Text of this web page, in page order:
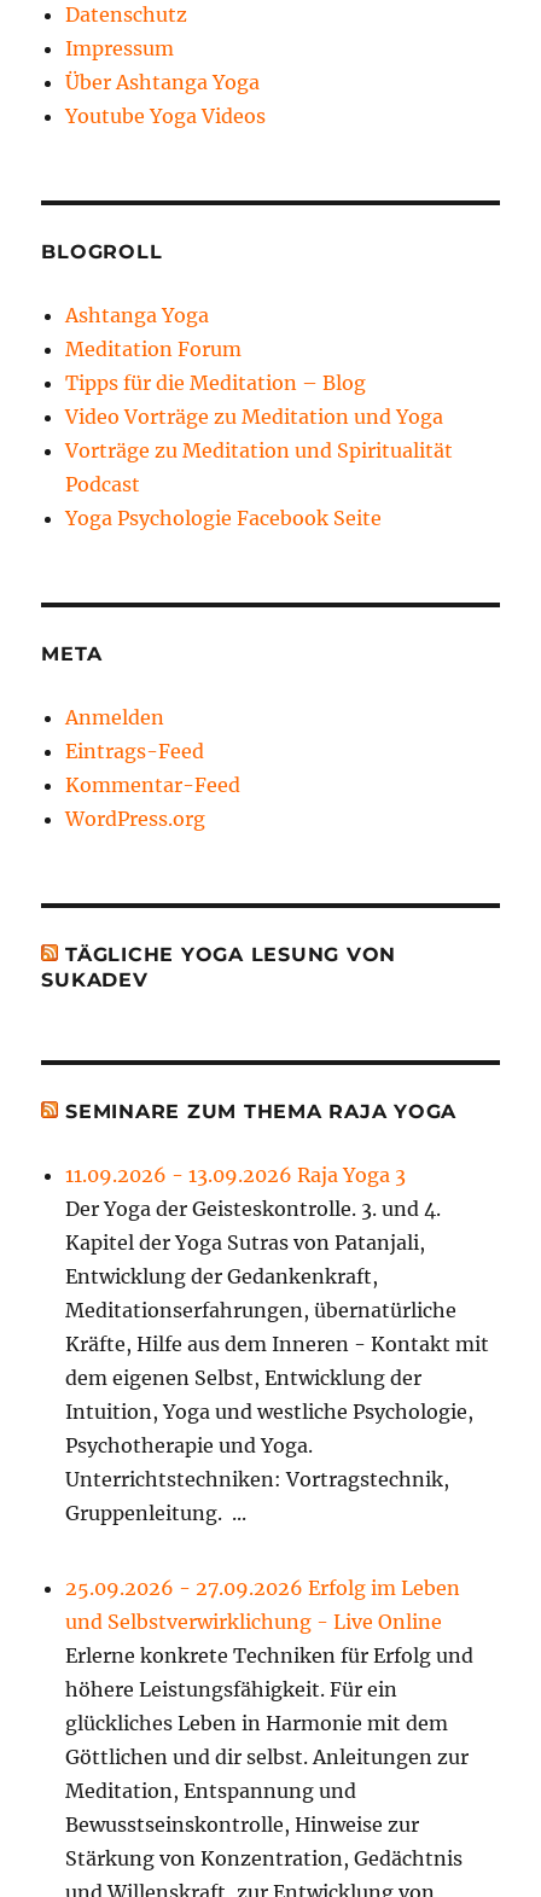
Datenschutz
Impressum
Über Ashtanga Yoga
Youtube Yoga Videos
BLOGROLL
Ashtanga Yoga
Meditation Forum
Tipps für die Meditation – Blog
Video Vorträge zu Meditation und Yoga
Vorträge zu Meditation und Spiritualität
Podcast
Yoga Psychologie Facebook Seite
META
Anmelden
Eintrags-Feed
Kommentar-Feed
WordPress.org
TÄGLICHE YOGA LESUNG VON
SUKADEV
SEMINARE ZUM THEMA RAJA YOGA
11.09.2026 - 13.09.2026 Raja Yoga 3
Der Yoga der Geisteskontrolle. 3. und 4.
Kapitel der Yoga Sutras von Patanjali,
Entwicklung der Gedankenkraft,
Meditationserfahrungen, übernatürliche
Kräfte, Hilfe aus dem Inneren - Kontakt mit
dem eigenen Selbst, Entwicklung der
Intuition, Yoga und westliche Psychologie,
Psychotherapie und Yoga.
Unterrichtstechniken: Vortragstechnik,
Gruppenleitung. ...
25.09.2026 - 27.09.2026 Erfolg im Leben
und Selbstverwirklichung - Live Online
Erlerne konkrete Techniken für Erfolg und
höhere Leistungsfähigkeit. Für ein
glückliches Leben in Harmonie mit dem
Göttlichen und dir selbst. Anleitungen zur
Meditation, Entspannung und
Bewusstseinskontrolle, Hinweise zur
Stärkung von Konzentration, Gedächtnis